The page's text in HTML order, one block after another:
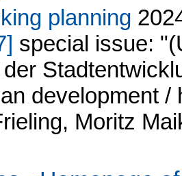
planning
] special issue:
development
Moritz